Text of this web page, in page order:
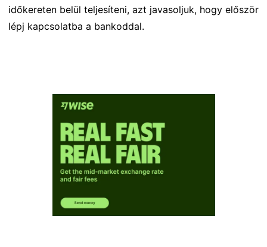
időkereten belül teljesíteni, azt javasoljuk, hogy először
lépj kapcsolatba a bankoddal.